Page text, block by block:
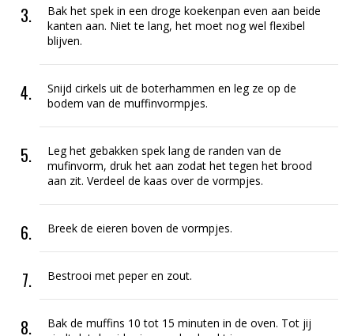
Bak het spek in een droge koekenpan even aan beide
kanten aan. Niet te lang, het moet nog wel flexibel
blijven.
Snijd cirkels uit de boterhammen en leg ze op de
bodem van de muffinvormpjes.
Leg het gebakken spek lang de randen van de
mufinvorm, druk het aan zodat het tegen het brood
aan zit. Verdeel de kaas over de vormpjes.
Breek de eieren boven de vormpjes.
Bestrooi met peper en zout.
Bak de muffins 10 tot 15 minuten in de oven. Tot jij